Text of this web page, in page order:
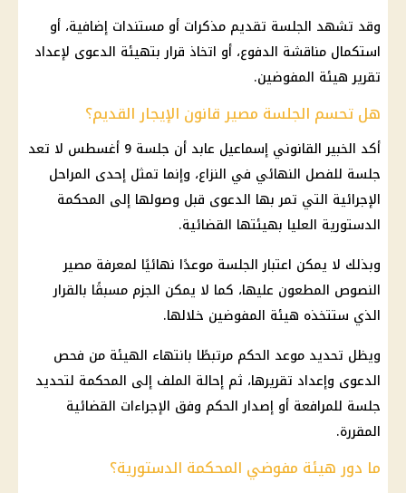
وقد تشهد الجلسة تقديم مذكرات أو مستندات إضافية، أو
استكمال مناقشة الدفوع، أو اتخاذ قرار بتهيئة الدعوى لإعداد
تقرير هيئة المفوضين.
هل تحسم الجلسة مصير قانون الإيجار القديم؟
أكد الخبير القانوني إسماعيل عابد أن جلسة 9 أغسطس لا تعد
جلسة للفصل النهائي في النزاع، وإنما تمثل إحدى المراحل
الإجرائية التي تمر بها الدعوى قبل وصولها إلى المحكمة
الدستورية العليا بهيئتها القضائية.
وبذلك لا يمكن اعتبار الجلسة موعدًا نهائيًا لمعرفة مصير
النصوص المطعون عليها، كما لا يمكن الجزم مسبقًا بالقرار
الذي ستتخذه هيئة المفوضين خلالها.
ويظل تحديد موعد الحكم مرتبطًا بانتهاء الهيئة من فحص
الدعوى وإعداد تقريرها، ثم إحالة الملف إلى المحكمة لتحديد
جلسة للمرافعة أو إصدار الحكم وفق الإجراءات القضائية
المقررة.
ما دور هيئة مفوضي المحكمة الدستورية؟